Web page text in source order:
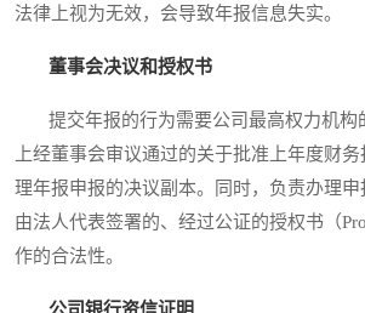
法律上视为无效，会导致年报信息失实。
董事会决议和授权书
提交年报的行为需要公司最高权力机构
上经董事会审议通过的关于批准上年度财
理年报申报的决议副本。同时，负责办理
由法人代表签署的、经过公证的授权书（
作的合法性。